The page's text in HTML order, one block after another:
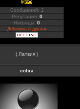
Сообщений: 2
Репутация: 0
Награды:0
Добавить в друзья
( Латвия )
cobra